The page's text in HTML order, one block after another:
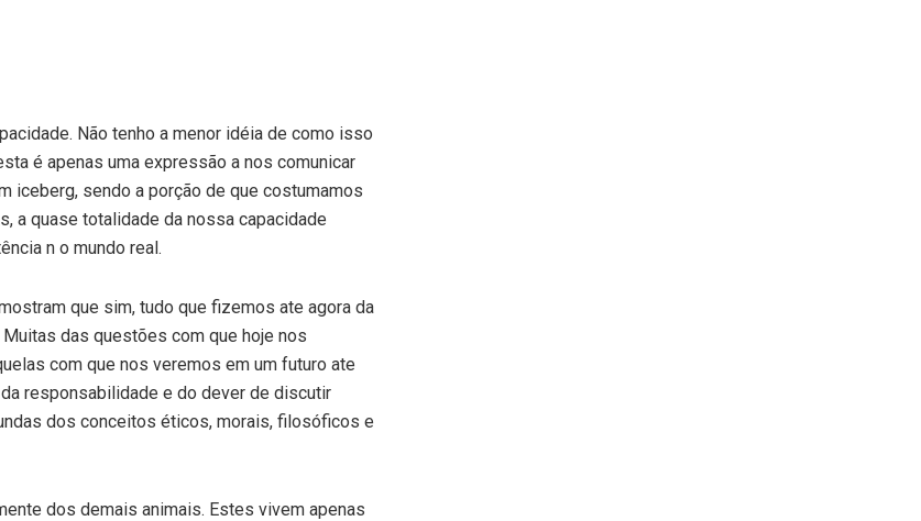
Não tenho a menor idéia de como isso
é apenas uma expressão a nos comunicar
iceberg, sendo a porção de que costumamos
a quase totalidade da nossa capacidade
n o mundo real.
que sim, tudo que fizemos ate agora da
das questões com que hoje nos
com que nos veremos em um futuro ate
responsabilidade e do dever de discutir
dos conceitos éticos, morais, filosóficos e
dos demais animais. Estes vivem apenas